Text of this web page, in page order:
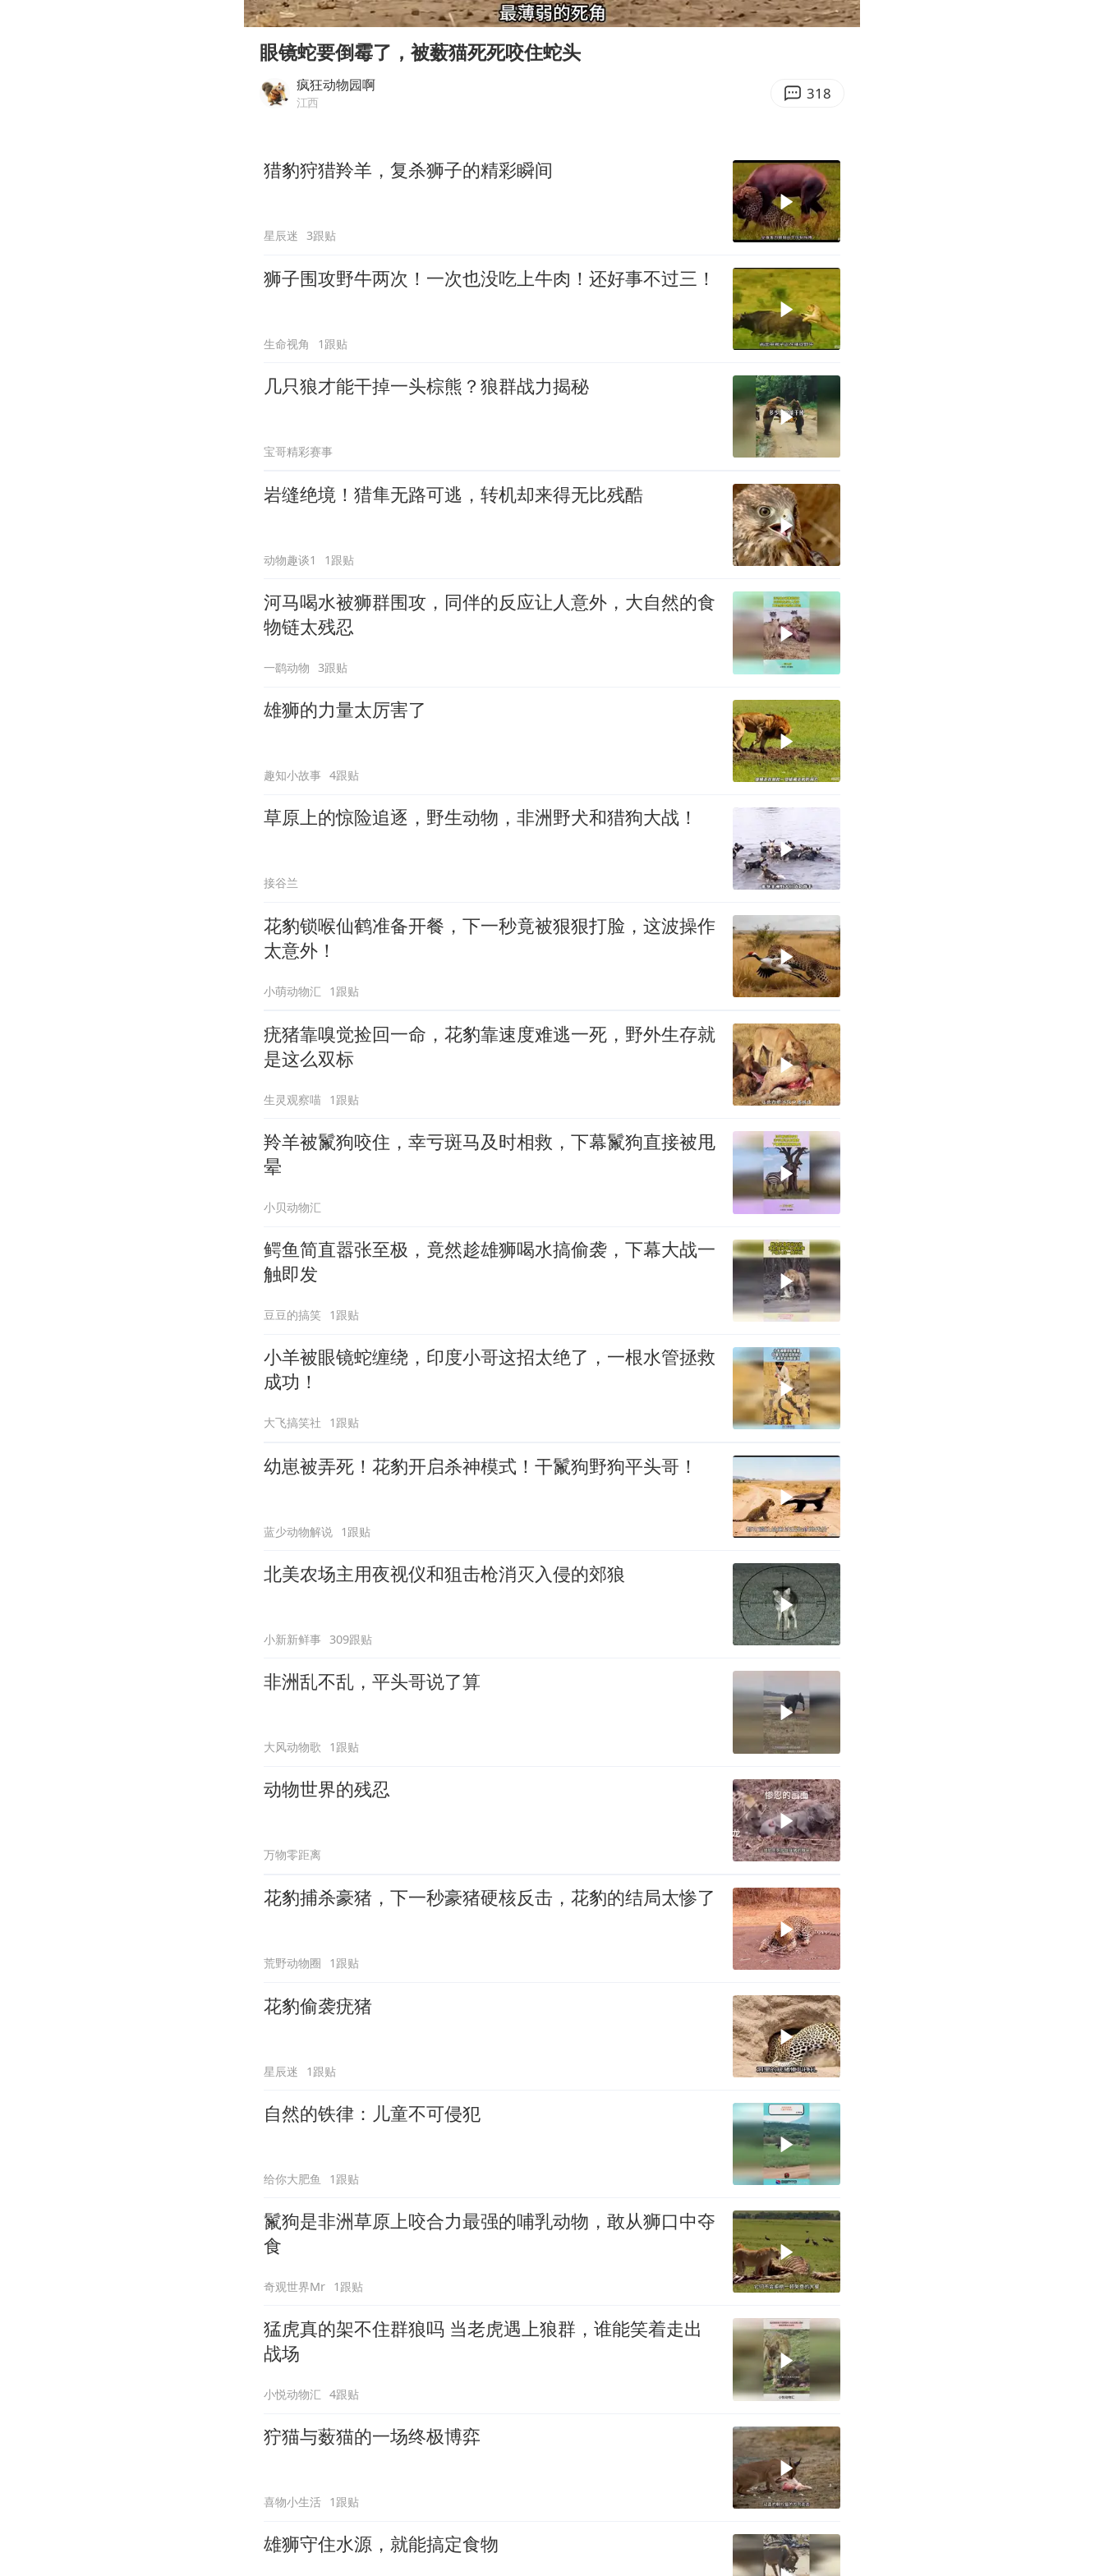
国足U17与阿森纳决赛取消 并列冠军
上门女婿出轨女邻居多年被判重婚罪
奋力开创中国式现代化建设新局面
Play
00:00 03:14
Enter
眼镜蛇要倒霉了，被薮猫死死咬住蛇头
疯狂动物园啊
江西 318
猎豹狩猎羚羊，复杀狮子的精彩瞬间
星辰迷 3跟贴
狮子围攻野牛两次！一次也没吃上牛肉！还好事不过三！
生命视角 1跟贴
几只狼才能干掉一头棕熊？狼群战力揭秘
宝哥精彩赛事
岩缝绝境！猎隼无路可逃，转机却来得无比残酷
动物趣谈1 1跟贴
河马喝水被狮群围攻，同伴的反应让人意外，大自然的食
物链太残忍
一鹞动物 3跟贴
雄狮的力量太厉害了
趣知小故事 4跟贴
草原上的惊险追逐，野生动物，非洲野犬和猎狗大战！
接谷兰
花豹锁喉仙鹤准备开餐，下一秒竟被狠狠打脸，这波操作
太意外！
小萌动物汇 1跟贴
疣猪靠嗅觉捡回一命，花豹靠速度难逃一死，野外生存就
是这么双标
生灵观察喵 1跟贴
羚羊被鬣狗咬住，幸亏斑马及时相救，下幕鬣狗直接被甩
晕
小贝动物汇
鳄鱼简直嚣张至极，竟然趁雄狮喝水搞偷袭，下幕大战一
触即发
豆豆的搞笑 1跟贴
小羊被眼镜蛇缠绕，印度小哥这招太绝了，一根水管拯救
成功！
大飞搞笑社 1跟贴
幼崽被弄死！花豹开启杀神模式！干鬣狗野狗平头哥！
蓝少动物解说 1跟贴
北美农场主用夜视仪和狙击枪消灭入侵的郊狼
小新新鲜事 309跟贴
非洲乱不乱，平头哥说了算
大风动物歌 1跟贴
动物世界的残忍
万物零距离
花豹捕杀豪猪，下一秒豪猪硬核反击，花豹的结局太惨了
荒野动物圈 1跟贴
花豹偷袭疣猪
星辰迷 1跟贴
自然的铁律：儿童不可侵犯
给你大肥鱼 1跟贴
鬣狗是非洲草原上咬合力最强的哺乳动物，敢从狮口中夺
食
奇观世界Mr 1跟贴
猛虎真的架不住群狼吗 当老虎遇上狼群，谁能笑着走出
战场
小悦动物汇 4跟贴
狞猫与薮猫的一场终极博弈
喜物小生活 1跟贴
雄狮守住水源，就能搞定食物